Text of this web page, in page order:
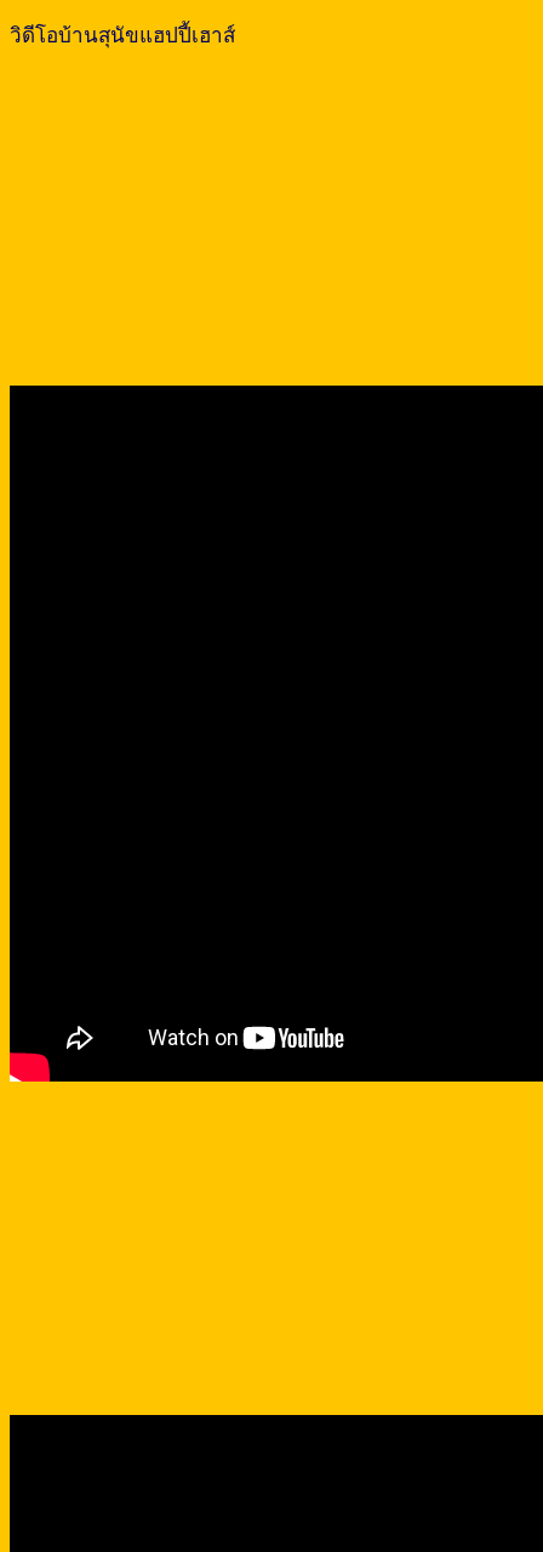
วิดีโอบ้านสุนัขแฮปปี้เฮาส์